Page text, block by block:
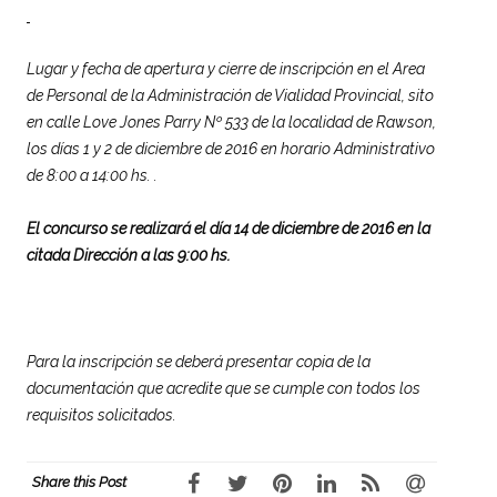
Lugar y fecha de apertura y cierre de inscripción en el Area
de Personal de la Administración de Vialidad Provincial, sito
en calle Love Jones Parry Nº 533 de la localidad de Rawson,
los días 1 y 2 de diciembre de 2016 en horario Administrativo
de 8:00 a 14:00 hs. .
El concurso se realizará el día 14 de diciembre de 2016 en la
citada Dirección a las 9:00 hs.
Para la inscripción se deberá presentar copia de la
documentación que acredite que se cumple con todos los
requisitos solicitados.
Share this Post